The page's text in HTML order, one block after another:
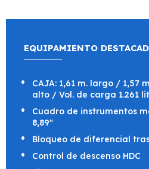
EQUIPAMIENTO
CAJA: 1,61 m. largo / 1,57
alto / Vol. de carga 1.261
Cuadro de instrumentos
8,89"
Bloqueo de diferencial
Control de descenso HDC